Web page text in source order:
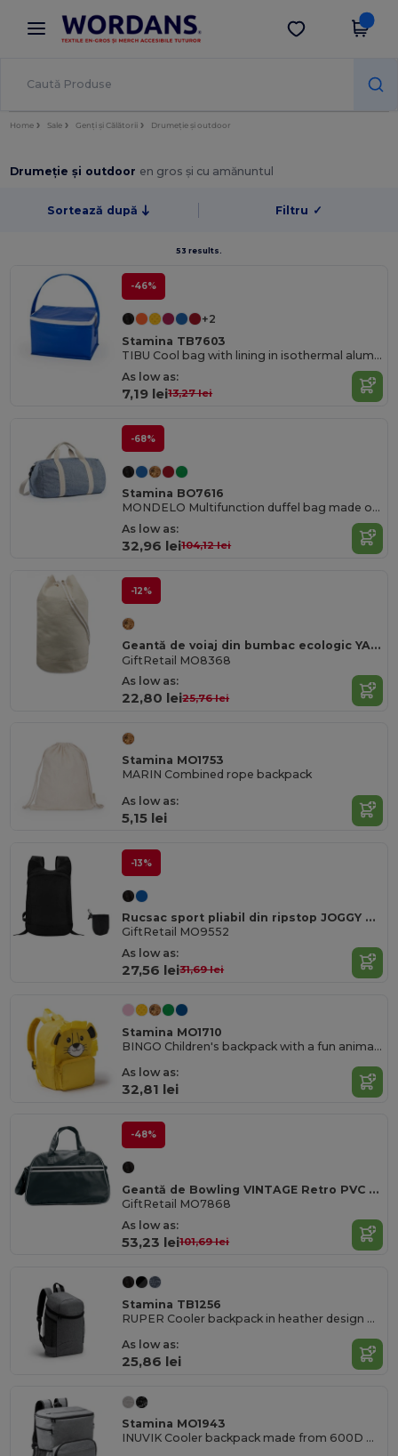
× Aplicația Wordans
Prețuri mai bune în aplicație!
Descarcă app
Home Sale Genți și Călătorii Drumeție și outdoor
Drumeție și outdoor en gros și cu amănuntul
Sortează după Filtru ✓
53 results.
-46%
+2
Stamina TB7603
TIBU Cool bag with lining in isothermal aluminium for 6 cans
As low as:
7,19 lei13,27 lei
-68%
Stamina BO7616
MONDELO Multifunction duffel bag made of 320 gsm recycled cotton in a heather finish design
As low as:
32,96 lei104,12 lei
-12%
Geantă de voiaj din bumbac ecologic YA Eco-Friendly Cotton Twill 45cm
GiftRetail MO8368
As low as:
22,80 lei25,76 lei
Stamina MO1753
MARIN Combined rope backpack
As low as:
5,15 lei
-13%
Rucsac sport pliabil din ripstop JOGGY cu punguță detașabilă
GiftRetail MO9552
As low as:
27,56 lei31,69 lei
Stamina MO1710
BINGO Children's backpack with a fun animal design
As low as:
32,81 lei
-48%
Geantă de Bowling VINTAGE Retro PVC cu Curea Reglabilă
GiftRetail MO7868
As low as:
53,23 lei101,69 lei
Stamina TB1256
RUPER Cooler backpack in heather design RPET polyester
As low as:
25,86 lei
Stamina MO1943
INUVIK Cooler backpack made from 600D RPET